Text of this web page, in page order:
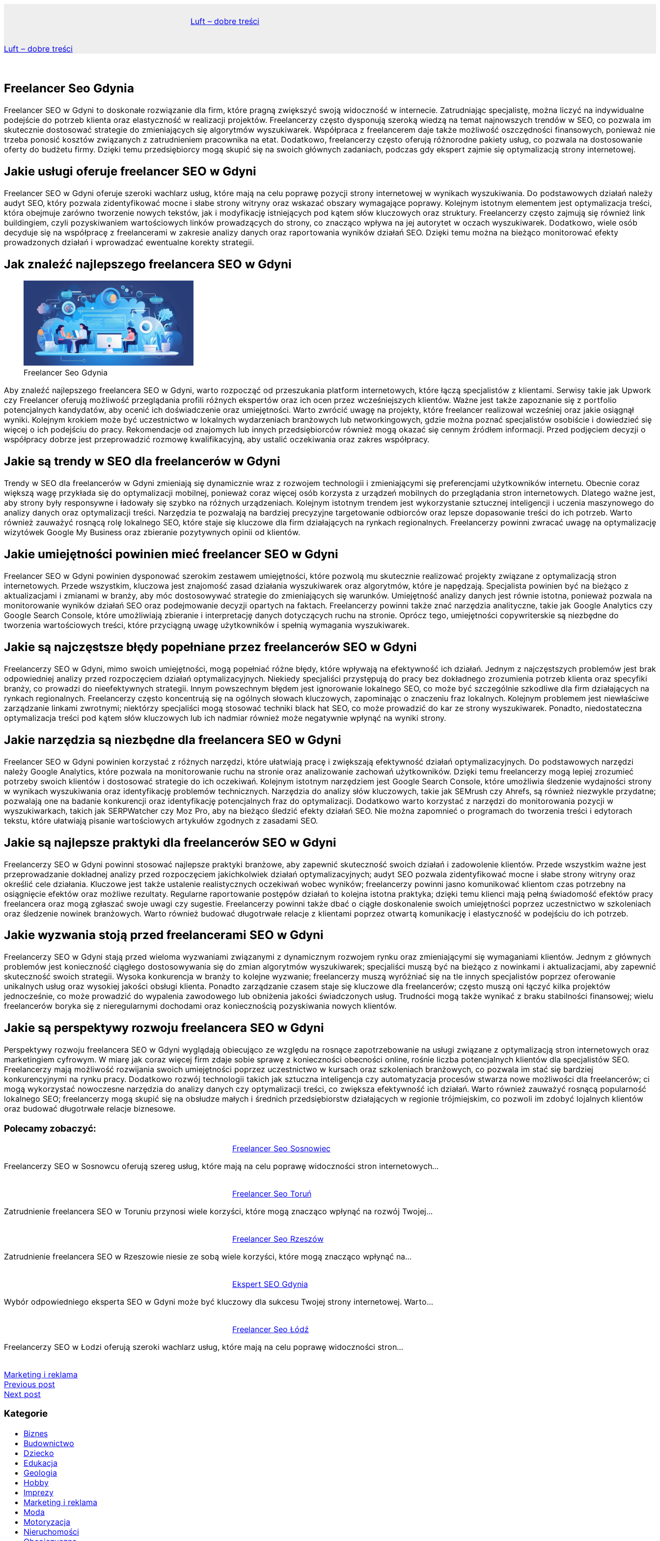
Luft – dobre treści
Luft – dobre treści
Freelancer Seo Gdynia
Freelancer SEO w Gdyni to doskonałe rozwiązanie dla firm, które pragną zwiększyć swoją widoczność w internecie. Zatrudniając specjalistę, można liczyć na indywidualne
podejście do potrzeb klienta oraz elastyczność w realizacji projektów. Freelancerzy często dysponują szeroką wiedzą na temat najnowszych trendów w SEO, co pozwala im
skutecznie dostosować strategie do zmieniających się algorytmów wyszukiwarek. Współpraca z freelancerem daje także możliwość oszczędności finansowych, ponieważ nie
trzeba ponosić kosztów związanych z zatrudnieniem pracownika na etat. Dodatkowo, freelancerzy często oferują różnorodne pakiety usług, co pozwala na dostosowanie
oferty do budżetu firmy. Dzięki temu przedsiębiorcy mogą skupić się na swoich głównych zadaniach, podczas gdy ekspert zajmie się optymalizacją strony internetowej.
Jakie usługi oferuje freelancer SEO w Gdyni
Freelancer SEO w Gdyni oferuje szeroki wachlarz usług, które mają na celu poprawę pozycji strony internetowej w wynikach wyszukiwania. Do podstawowych działań należy
audyt SEO, który pozwala zidentyfikować mocne i słabe strony witryny oraz wskazać obszary wymagające poprawy. Kolejnym istotnym elementem jest optymalizacja treści,
która obejmuje zarówno tworzenie nowych tekstów, jak i modyfikację istniejących pod kątem słów kluczowych oraz struktury. Freelancerzy często zajmują się również link
buildingiem, czyli pozyskiwaniem wartościowych linków prowadzących do strony, co znacząco wpływa na jej autorytet w oczach wyszukiwarek. Dodatkowo, wiele osób
decyduje się na współpracę z freelancerami w zakresie analizy danych oraz raportowania wyników działań SEO. Dzięki temu można na bieżąco monitorować efekty
prowadzonych działań i wprowadzać ewentualne korekty strategii.
Jak znaleźć najlepszego freelancera SEO w Gdyni
Freelancer Seo Gdynia
Aby znaleźć najlepszego freelancera SEO w Gdyni, warto rozpocząć od przeszukania platform internetowych, które łączą specjalistów z klientami. Serwisy takie jak Upwork
czy Freelancer oferują możliwość przeglądania profili różnych ekspertów oraz ich ocen przez wcześniejszych klientów. Ważne jest także zapoznanie się z portfolio
potencjalnych kandydatów, aby ocenić ich doświadczenie oraz umiejętności. Warto zwrócić uwagę na projekty, które freelancer realizował wcześniej oraz jakie osiągnął
wyniki. Kolejnym krokiem może być uczestnictwo w lokalnych wydarzeniach branżowych lub networkingowych, gdzie można poznać specjalistów osobiście i dowiedzieć się
więcej o ich podejściu do pracy. Rekomendacje od znajomych lub innych przedsiębiorców również mogą okazać się cennym źródłem informacji. Przed podjęciem decyzji o
współpracy dobrze jest przeprowadzić rozmowę kwalifikacyjną, aby ustalić oczekiwania oraz zakres współpracy.
Jakie są trendy w SEO dla freelancerów w Gdyni
Trendy w SEO dla freelancerów w Gdyni zmieniają się dynamicznie wraz z rozwojem technologii i zmieniającymi się preferencjami użytkowników internetu. Obecnie coraz
większą wagę przykłada się do optymalizacji mobilnej, ponieważ coraz więcej osób korzysta z urządzeń mobilnych do przeglądania stron internetowych. Dlatego ważne jest,
aby strony były responsywne i ładowały się szybko na różnych urządzeniach. Kolejnym istotnym trendem jest wykorzystanie sztucznej inteligencji i uczenia maszynowego do
analizy danych oraz optymalizacji treści. Narzędzia te pozwalają na bardziej precyzyjne targetowanie odbiorców oraz lepsze dopasowanie treści do ich potrzeb. Warto
również zauważyć rosnącą rolę lokalnego SEO, które staje się kluczowe dla firm działających na rynkach regionalnych. Freelancerzy powinni zwracać uwagę na optymalizację
wizytówek Google My Business oraz zbieranie pozytywnych opinii od klientów.
Jakie umiejętności powinien mieć freelancer SEO w Gdyni
Freelancer SEO w Gdyni powinien dysponować szerokim zestawem umiejętności, które pozwolą mu skutecznie realizować projekty związane z optymalizacją stron
internetowych. Przede wszystkim, kluczowa jest znajomość zasad działania wyszukiwarek oraz algorytmów, które je napędzają. Specjalista powinien być na bieżąco z
aktualizacjami i zmianami w branży, aby móc dostosowywać strategie do zmieniających się warunków. Umiejętność analizy danych jest równie istotna, ponieważ pozwala na
monitorowanie wyników działań SEO oraz podejmowanie decyzji opartych na faktach. Freelancerzy powinni także znać narzędzia analityczne, takie jak Google Analytics czy
Google Search Console, które umożliwiają zbieranie i interpretację danych dotyczących ruchu na stronie. Oprócz tego, umiejętności copywriterskie są niezbędne do
tworzenia wartościowych treści, które przyciągną uwagę użytkowników i spełnią wymagania wyszukiwarek.
Jakie są najczęstsze błędy popełniane przez freelancerów SEO w Gdyni
Freelancerzy SEO w Gdyni, mimo swoich umiejętności, mogą popełniać różne błędy, które wpływają na efektywność ich działań. Jednym z najczęstszych problemów jest brak
odpowiedniej analizy przed rozpoczęciem działań optymalizacyjnych. Niekiedy specjaliści przystępują do pracy bez dokładnego zrozumienia potrzeb klienta oraz specyfiki
branży, co prowadzi do nieefektywnych strategii. Innym powszechnym błędem jest ignorowanie lokalnego SEO, co może być szczególnie szkodliwe dla firm działających na
rynkach regionalnych. Freelancerzy często koncentrują się na ogólnych słowach kluczowych, zapominając o znaczeniu fraz lokalnych. Kolejnym problemem jest niewłaściwe
zarządzanie linkami zwrotnymi; niektórzy specjaliści mogą stosować techniki black hat SEO, co może prowadzić do kar ze strony wyszukiwarek. Ponadto, niedostateczna
optymalizacja treści pod kątem słów kluczowych lub ich nadmiar również może negatywnie wpłynąć na wyniki strony.
Jakie narzędzia są niezbędne dla freelancera SEO w Gdyni
Freelancer SEO w Gdyni powinien korzystać z różnych narzędzi, które ułatwiają pracę i zwiększają efektywność działań optymalizacyjnych. Do podstawowych narzędzi
należy Google Analytics, które pozwala na monitorowanie ruchu na stronie oraz analizowanie zachowań użytkowników. Dzięki temu freelancerzy mogą lepiej zrozumieć
potrzeby swoich klientów i dostosować strategie do ich oczekiwań. Kolejnym istotnym narzędziem jest Google Search Console, które umożliwia śledzenie wydajności strony
w wynikach wyszukiwania oraz identyfikację problemów technicznych. Narzędzia do analizy słów kluczowych, takie jak SEMrush czy Ahrefs, są również niezwykle przydatne;
pozwalają one na badanie konkurencji oraz identyfikację potencjalnych fraz do optymalizacji. Dodatkowo warto korzystać z narzędzi do monitorowania pozycji w
wyszukiwarkach, takich jak SERPWatcher czy Moz Pro, aby na bieżąco śledzić efekty działań SEO. Nie można zapomnieć o programach do tworzenia treści i edytorach
tekstu, które ułatwiają pisanie wartościowych artykułów zgodnych z zasadami SEO.
Jakie są najlepsze praktyki dla freelancerów SEO w Gdyni
Freelancerzy SEO w Gdyni powinni stosować najlepsze praktyki branżowe, aby zapewnić skuteczność swoich działań i zadowolenie klientów. Przede wszystkim ważne jest
przeprowadzanie dokładnej analizy przed rozpoczęciem jakichkolwiek działań optymalizacyjnych; audyt SEO pozwala zidentyfikować mocne i słabe strony witryny oraz
określić cele działania. Kluczowe jest także ustalenie realistycznych oczekiwań wobec wyników; freelancerzy powinni jasno komunikować klientom czas potrzebny na
osiągnięcie efektów oraz możliwe rezultaty. Regularne raportowanie postępów działań to kolejna istotna praktyka; dzięki temu klienci mają pełną świadomość efektów pracy
freelancera oraz mogą zgłaszać swoje uwagi czy sugestie. Freelancerzy powinni także dbać o ciągłe doskonalenie swoich umiejętności poprzez uczestnictwo w szkoleniach
oraz śledzenie nowinek branżowych. Warto również budować długotrwałe relacje z klientami poprzez otwartą komunikację i elastyczność w podejściu do ich potrzeb.
Jakie wyzwania stoją przed freelancerami SEO w Gdyni
Freelancerzy SEO w Gdyni stają przed wieloma wyzwaniami związanymi z dynamicznym rozwojem rynku oraz zmieniającymi się wymaganiami klientów. Jednym z głównych
problemów jest konieczność ciągłego dostosowywania się do zmian algorytmów wyszukiwarek; specjaliści muszą być na bieżąco z nowinkami i aktualizacjami, aby zapewnić
skuteczność swoich strategii. Wysoka konkurencja w branży to kolejne wyzwanie; freelancerzy muszą wyróżniać się na tle innych specjalistów poprzez oferowanie
unikalnych usług oraz wysokiej jakości obsługi klienta. Ponadto zarządzanie czasem staje się kluczowe dla freelancerów; często muszą oni łączyć kilka projektów
jednocześnie, co może prowadzić do wypalenia zawodowego lub obniżenia jakości świadczonych usług. Trudności mogą także wynikać z braku stabilności finansowej; wielu
freelancerów boryka się z nieregularnymi dochodami oraz koniecznością pozyskiwania nowych klientów.
Jakie są perspektywy rozwoju freelancera SEO w Gdyni
Perspektywy rozwoju freelancera SEO w Gdyni wyglądają obiecująco ze względu na rosnące zapotrzebowanie na usługi związane z optymalizacją stron internetowych oraz
marketingiem cyfrowym. W miarę jak coraz więcej firm zdaje sobie sprawę z konieczności obecności online, rośnie liczba potencjalnych klientów dla specjalistów SEO.
Freelancerzy mają możliwość rozwijania swoich umiejętności poprzez uczestnictwo w kursach oraz szkoleniach branżowych, co pozwala im stać się bardziej
konkurencyjnymi na rynku pracy. Dodatkowo rozwój technologii takich jak sztuczna inteligencja czy automatyzacja procesów stwarza nowe możliwości dla freelancerów; ci
mogą wykorzystać nowoczesne narzędzia do analizy danych czy optymalizacji treści, co zwiększa efektywność ich działań. Warto również zauważyć rosnącą popularność
lokalnego SEO; freelancerzy mogą skupić się na obsłudze małych i średnich przedsiębiorstw działających w regionie trójmiejskim, co pozwoli im zdobyć lojalnych klientów
oraz budować długotrwałe relacje biznesowe.
Polecamy zobaczyć:
Freelancer Seo Sosnowiec
Freelancerzy SEO w Sosnowcu oferują szereg usług, które mają na celu poprawę widoczności stron internetowych…
Freelancer Seo Toruń
Zatrudnienie freelancera SEO w Toruniu przynosi wiele korzyści, które mogą znacząco wpłynąć na rozwój Twojej…
Freelancer Seo Rzeszów
Zatrudnienie freelancera SEO w Rzeszowie niesie ze sobą wiele korzyści, które mogą znacząco wpłynąć na…
Ekspert SEO Gdynia
Wybór odpowiedniego eksperta SEO w Gdyni może być kluczowy dla sukcesu Twojej strony internetowej. Warto…
Freelancer Seo Łódź
Freelancerzy SEO w Łodzi oferują szeroki wachlarz usług, które mają na celu poprawę widoczności stron…
Marketing i reklama
Nawigacja
wpisu
Previous post
Next post
Kategorie
Biznes
Budownictwo
Dziecko
Edukacja
Geologia
Hobby
Imprezy
Marketing i reklama
Moda
Motoryzacja
Nieruchomości